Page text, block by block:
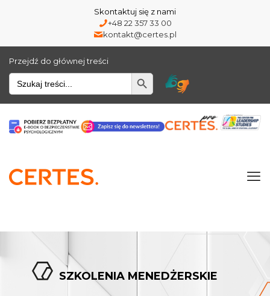
Skontaktuj się z nami
+48 22 357 33 00
kontakt@certes.pl
Przejdź do głównej treści
Wyszukiwarka
SZKOLENIA MENEDŻERSKIE